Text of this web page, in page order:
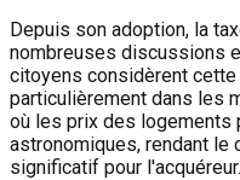
Depuis son adoption, la
nombreuses discussions
citoyens considèrent
particulièrement dans les
où les prix des logements
astronomiques, rendant le
significatif pour l'acquéreur.